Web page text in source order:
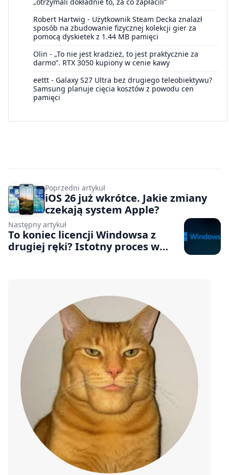
Robert Hartwig - Użytkownik Steam Decka znalazł
sposób na zbudowanie fizycznej kolekcji gier za
pomocą dyskietek z 1.44 MB pamięci
Olin - „To nie jest kradzież, to jest praktycznie za
darmo”. RTX 3050 kupiony w cenie kawy
eettt - Galaxy S27 Ultra bez drugiego teleobiektywu?
Samsung planuje cięcia kosztów z powodu cen
pamięci
Poprzedni artykuł
iOS 26 już wkrótce. Jakie zmiany
czekają system Apple?
Następny artykuł
To koniec licencji Windowsa z
drugiej ręki? Istotny proces w